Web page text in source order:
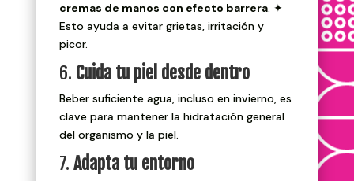
cremas de manos con efecto barrera. ✦
Esto ayuda a evitar grietas, irritación y
picor.
6. Cuida tu piel desde dentro
Beber suficiente agua, incluso en invierno, es
clave para mantener la hidratación general
del organismo y la piel.
7. Adapta tu entorno